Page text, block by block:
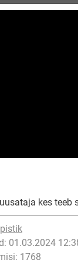
kes teeb
pistik
01.03.2024
1768